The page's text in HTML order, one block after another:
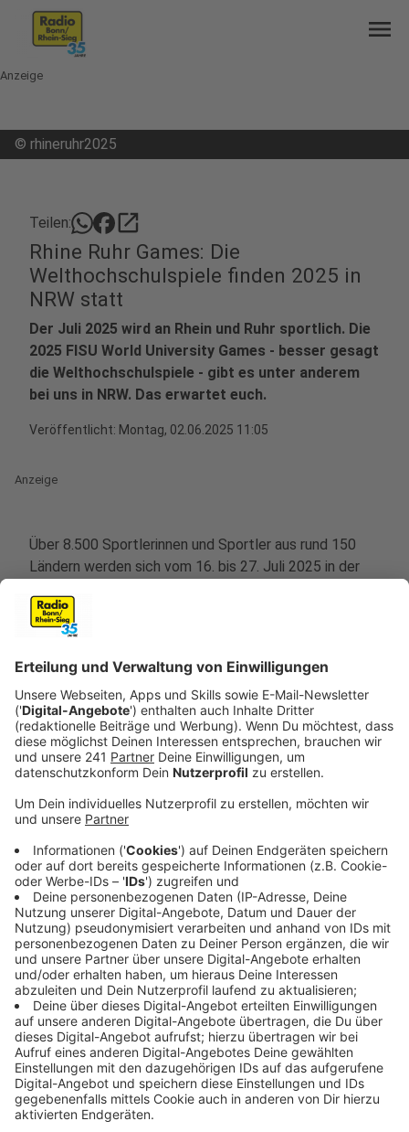
menu
Anzeige
© rhineruhr2025
Teilen: open_in_new
Rhine Ruhr Games: Die
Welthochschulspiele finden 2025 in
NRW statt
Der Juli 2025 wird an Rhein und Ruhr sportlich. Die
2025 FISU World University Games - besser gesagt
die Welthochschulspiele - gibt es unter anderem
bei uns in NRW. Das erwartet euch.
Veröffentlicht: Montag, 02.06.2025 11:05
Anzeige
Über 8.500 Sportlerinnen und Sportler aus rund 150
Ländern werden sich vom 16. bis 27. Juli 2025 in der
Sportarten messen.
stehen an, es treten ausschließlich Studierende
mehrere Städte in NRW den Zuschlag.
Anzeige
World University Games: Diese
Austragungsorte gibt es
Die World University Games werden, ähnlich wie die
Olympischen Spiele, im Winter und im Sommer
ausgetragen. Für die Sommerausgabe gibt es
Wettbewerbe in 19 Sportarten. In fünf NRW-Städten
finden sie statt:
Bochum: Lohrheidestadion und Jahrhunderthalle
Duisburg: ASC Duisburg (Am Barbarasee),
Regattabahn Duisburg, Walter-Schädlich-Halle,
Sportpark Duisburg, Schauinsland-Reisen-Arena
(Eröffnungs- und Abschiedsfeier),